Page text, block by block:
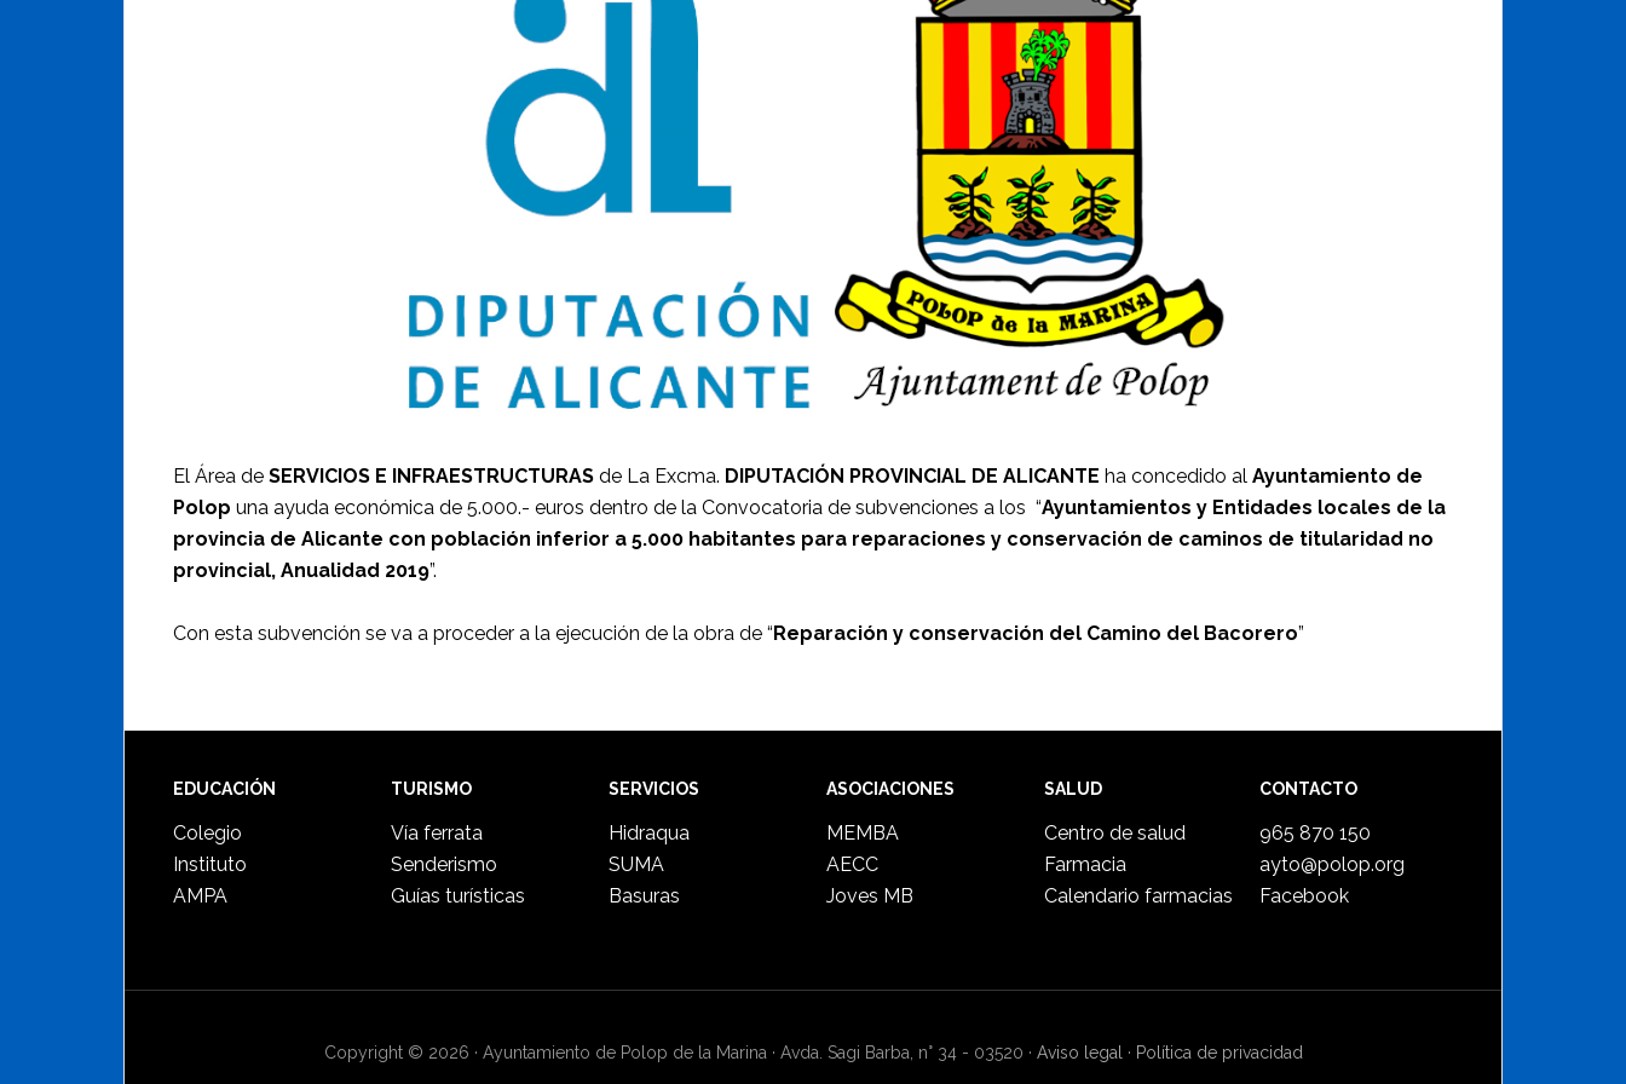
El Área de SERVICIOS E INFRAESTRUCTURAS de La Excma. DIPUTACIÓN PROVINCIAL DE ALICANTE ha concedido al Ayuntamiento de
Polop una ayuda económica de 5.000.- euros dentro de la Convocatoria de subvenciones a los “Ayuntamientos y Entidades locales de la
provincia de Alicante con población inferior a 5.000 habitantes para reparaciones y conservación de caminos de titularidad no
provincial, Anualidad 2019”.
Con esta subvención se va a proceder a la ejecución de la obra de “Reparación y conservación del Camino del Bacorero”
Footer
EDUCACIÓN
Colegio
Instituto
AMPA
TURISMO
Vía ferrata
Senderismo
Guías turísticas
SERVICIOS
Hidraqua
SUMA
Basuras
ASOCIACIONES
MEMBA
AECC
Joves MB
SALUD
Centro de salud
Farmacia
Calendario farmacias
CONTACTO
965 870 150
ayto@polop.org
Facebook
Copyright © 2026 · Ayuntamiento de Polop de la Marina · Avda. Sagi Barba, n° 34 - 03520 · Aviso legal · Política de privacidad